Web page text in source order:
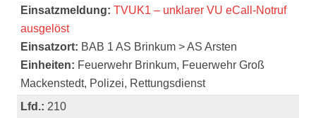
Einsatzmeldung: TVUK1 – unklarer VU eCall-Notruf
ausgelöst
Einsatzort: BAB 1 AS Brinkum > AS Arsten
Einheiten: Feuerwehr Brinkum, Feuerwehr Groß
Mackenstedt, Polizei, Rettungsdienst
Lfd.: 210